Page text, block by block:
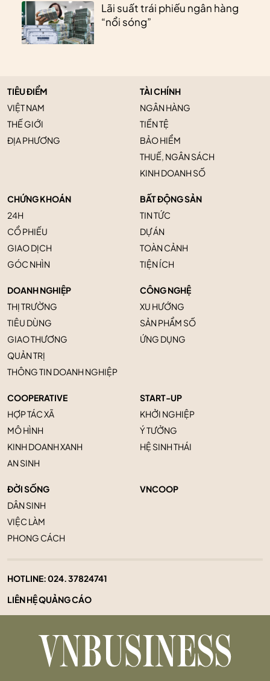
Lãi suất trái phiếu ngân hàng
“nổi sóng”
TIÊU ĐIỂM
VIỆT NAM
THẾ GIỚI
ĐỊA PHƯƠNG
TÀI CHÍNH
NGÂN HÀNG
TIỀN TỆ
BẢO HIỂM
THUẾ, NGÂN SÁCH
KINH DOANH SỐ
CHỨNG KHOÁN
24H
CỔ PHIẾU
GIAO DỊCH
GÓC NHÌN
BẤT ĐỘNG SẢN
TIN TỨC
DỰ ÁN
TOÀN CẢNH
TIỆN ÍCH
DOANH NGHIỆP
THỊ TRƯỜNG
TIÊU DÙNG
GIAO THƯƠNG
QUẢN TRỊ
THÔNG TIN DOANH NGHIỆP
CÔNG NGHỆ
XU HƯỚNG
SẢN PHẨM SỐ
ỨNG DỤNG
COOPERATIVE
HỢP TÁC XÃ
MÔ HÌNH
KINH DOANH XANH
AN SINH
START-UP
KHỞI NGHIỆP
Ý TƯỞNG
HỆ SINH THÁI
ĐỜI SỐNG
DÂN SINH
VIỆC LÀM
PHONG CÁCH
VNCOOP
HOTLINE:024. 37824741
LIÊN HỆ QUẢNG CÁO